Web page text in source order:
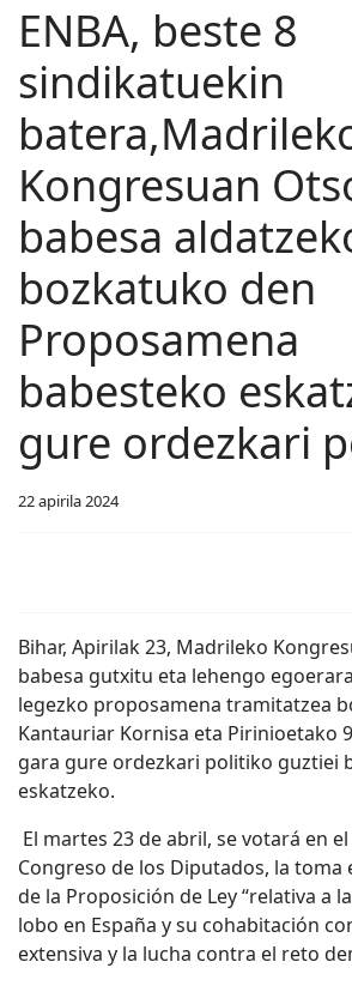
ENBA, beste 8
sindikatuekin
Kongresuan
babesa
bozkatuko den
Proposamena
babesteko
gure ordezkari
22 apirila 2024
Bihar, Apirilak 23, Madrileko
babesa gutxitu eta lehengo
legezko proposamena tramitatzea
Kantauriar Kornisa eta Pirinioetako
gara gure ordezkari politiko guztiei
eskatzeko.
El martes 23 de abril, se votará en
Congreso de los Diputados, la toma
de la Proposición de Ley “relativa a
lobo en España y su cohabitación
extensiva y la lucha contra el reto